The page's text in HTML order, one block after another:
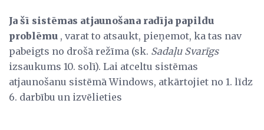
Ja šī sistēmas atjaunošana radīja papildu
problēmu , varat to atsaukt, pieņemot, ka tas nav
pabeigts no drošā režīma (sk. Sadaļu Svarīgs
izsaukums 10. solī). Lai atceltu sistēmas
atjaunošanu sistēmā Windows, atkārtojiet no 1. līdz
6. darbību un izvēlieties